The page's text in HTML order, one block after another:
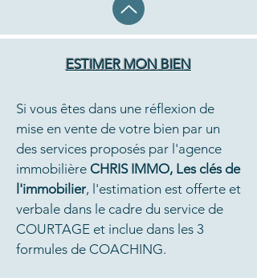
ESTIMER MON BIEN
Si vous êtes dans une réflexion de
mise en vente de votre bien par un
des services proposés par l'agence
immobilière CHRIS IMMO, Les clés de
l'immobilier, l'estimation est offerte et
verbale dans le cadre du service de
COURTAGE et inclue dans les 3
formules de COACHING.